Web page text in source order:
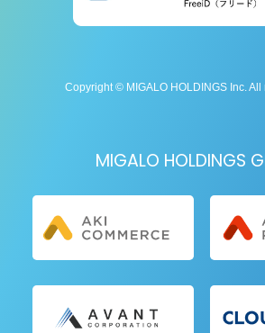
Copyright © MIGALO HOLDINGS Inc. All
MIGALO HOLDINGS